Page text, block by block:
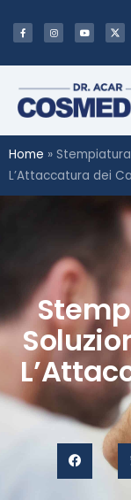
Home »
L’Attaccatura dei